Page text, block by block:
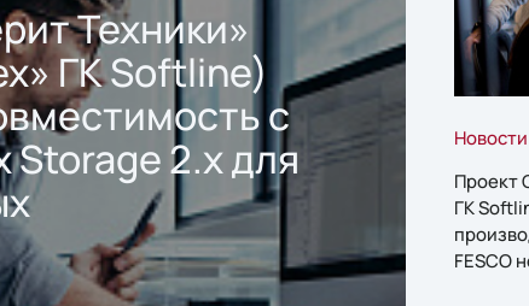
Техники»
ГК Softline)
с
2.x для
Новости
Проект
ГК
FESCO